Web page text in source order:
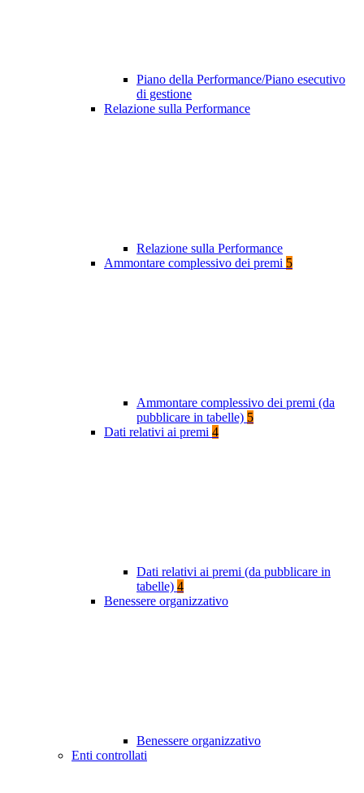
Piano della Performance/Piano esecutivo
di gestione
Relazione sulla Performance
Relazione sulla Performance
Ammontare complessivo dei premi 5
Ammontare complessivo dei premi (da
pubblicare in tabelle) 5
Dati relativi ai premi 4
Dati relativi ai premi (da pubblicare in
tabelle) 4
Benessere organizzativo
Benessere organizzativo
Enti controllati